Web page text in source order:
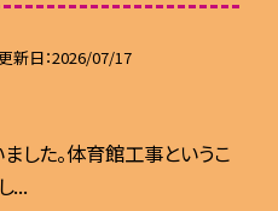
新日 2026/07/17
した。体育館工事というこ
...